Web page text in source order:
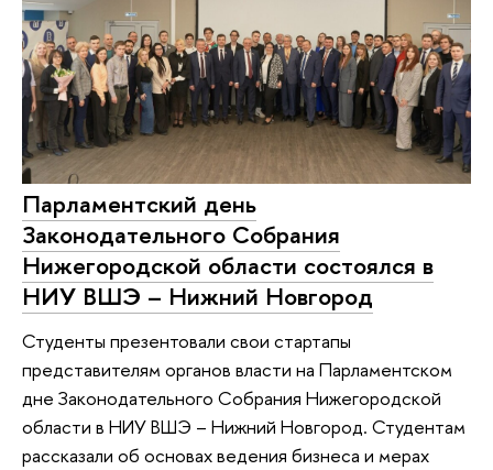
Парламентский день
Законодательного Собрания
Нижегородской области состоялся в
НИУ ВШЭ – Нижний Новгород
Студенты презентовали свои стартапы
представителям органов власти на Парламентском
дне Законодательного Собрания Нижегородской
области в НИУ ВШЭ – Нижний Новгород. Студентам
рассказали об основах ведения бизнеса и мерах